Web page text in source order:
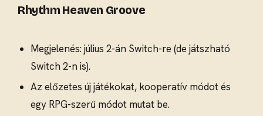
Rhythm Heaven Groove
Megjelenés: július 2-án Switch-re (de játszható
Switch 2-n is).
Az előzetes új játékokat, kooperatív módot és
egy RPG-szerű módot mutat be.